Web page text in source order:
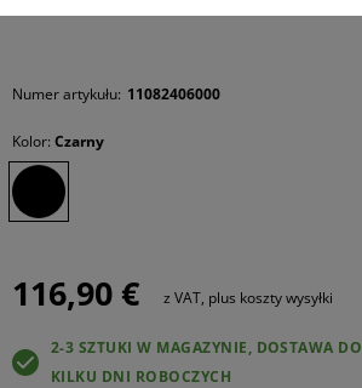
Numer artykułu: 11082406000
Kolor: Czarny
116,90 € z VAT, plus koszty wysyłki
2-3 SZTUKI W MAGAZYNIE, DOSTAWA
KILKU DNI ROBOCZYCH